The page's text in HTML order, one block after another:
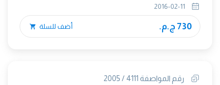
730 ج.م. أضف للسلة
رقم المواصفة 4111 / 2005